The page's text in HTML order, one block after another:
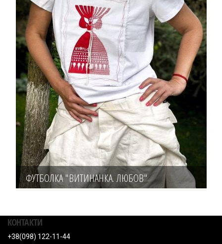
ФУТБОЛКА "ВИТИНАНКА. ЛЮБОВ"
КОНТАКТИ
+38(098) 122-11-44